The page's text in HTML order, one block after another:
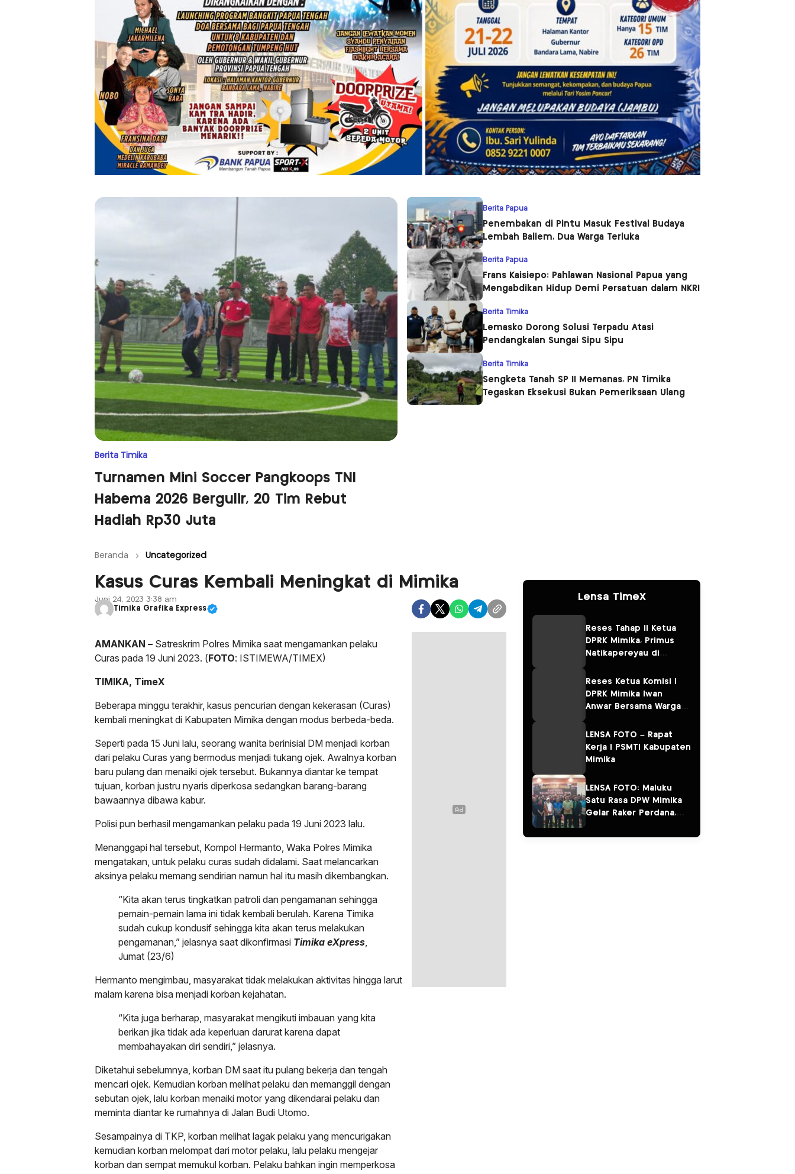
Berita Timika
Turnamen Mini Soccer Pangkoops TNI
Habema 2026 Bergulir, 20 Tim Rebut
Hadiah Rp30 Juta
Berita Papua
Penembakan di Pintu Masuk Festival Budaya
Lembah Baliem, Dua Warga Terluka
Berita Papua
Frans Kaisiepo: Pahlawan Nasional Papua yang
Mengabdikan Hidup Demi Persatuan dalam NKRI
Berita Timika
Lemasko Dorong Solusi Terpadu Atasi
Pendangkalan Sungai Sipu Sipu
Berita Timika
Sengketa Tanah SP II Memanas, PN Timika
Tegaskan Eksekusi Bukan Pemeriksaan Ulang
Beranda Uncategorized
Kasus Curas Kembali Meningkat di Mimika
Juni 24, 2023 3:38 am
Timika Grafika Express
AMANKAN – Satreskrim Polres Mimika saat mengamankan pelaku
Curas pada 19 Juni 2023. (FOTO: ISTIMEWA/TIMEX)
TIMIKA, TimeX
Beberapa minggu terakhir, kasus pencurian dengan kekerasan (Curas)
kembali meningkat di Kabupaten Mimika dengan modus berbeda-beda.
Seperti pada 15 Juni lalu, seorang wanita berinisial DM menjadi korban
dari pelaku Curas yang bermodus menjadi tukang ojek. Awalnya korban
baru pulang dan menaiki ojek tersebut. Bukannya diantar ke tempat
tujuan, korban justru nyaris diperkosa sedangkan barang-barang
bawaannya dibawa kabur.
Polisi pun berhasil mengamankan pelaku pada 19 Juni 2023 lalu.
Menanggapi hal tersebut, Kompol Hermanto, Waka Polres Mimika
mengatakan, untuk pelaku curas sudah didalami. Saat melancarkan
aksinya pelaku memang sendirian namun hal itu masih dikembangkan.
“Kita akan terus tingkatkan patroli dan pengamanan sehingga
pemain-pemain lama ini tidak kembali berulah. Karena Timika
sudah cukup kondusif sehingga kita akan terus melakukan
pengamanan,” jelasnya saat dikonfirmasi Timika eXpress
Jumat (23/6)
Hermanto mengimbau, masyarakat tidak melakukan aktivitas hingga larut
malam karena bisa menjadi korban kejahatan.
“Kita juga berharap, masyarakat mengikuti imbauan yang kita
berikan jika tidak ada keperluan darurat karena dapat
membahayakan diri sendiri,” jelasnya.
Diketahui sebelumnya, korban DM saat itu pulang bekerja dan tengah
mencari ojek. Kemudian korban melihat pelaku dan memanggil dengan
sebutan ojek, lalu korban menaiki motor yang dikendarai pelaku dan
meminta diantar ke rumahnya di Jalan Budi Utomo.
Sesampainya di TKP, korban melihat lagak pelaku yang mencurigakan
kemudian korban melompat dari motor pelaku, lalu pelaku mengejar
korban dan sempat memukul korban. Pelaku bahkan ingin memperkosa
Lensa TimeX
Reses Tahap II Ketua
DPRK Mimika, Primus
Natikapereyau di
Pulau Karaka
Reses Ketua Komisi I
DPRK Mimika Iwan
Anwar Bersama Warga
LENSA FOTO – Rapat
Kerja I PSMTI Kabupaten
Mimika
LENSA FOTO: Maluku
Satu Rasa DPW Mimika
Gelar Raker Perdana,
“Salam Sarane”